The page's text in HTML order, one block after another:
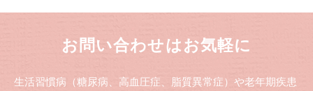
お問い合わせはお気軽に
生活習慣病（糖尿病、高血圧症、脂質異常症）や老年期疾患